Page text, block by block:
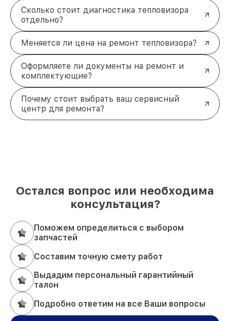
Сколько стоит диагностика тепловизора
отдельно?
Меняется ли цена на ремонт тепловизора?
Оформляете ли документы на ремонт и
комплектующие?
Почему стоит выбрать ваш сервисный
центр для ремонта?
Остался вопрос или необходима
консультация?
Поможем определиться с выбором
запчастей
Составим точную смету работ
Выдадим персональный гарантийный
талон
Подробно ответим на все Ваши вопросы